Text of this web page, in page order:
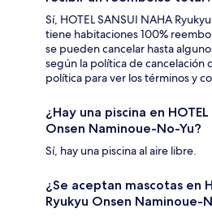
Sí, HOTEL SANSUI NAHA
tiene habitaciones 100%
se pueden cancelar hasta
según la política de cancelación
política para ver los términos y
¿Hay una piscina en
Onsen Naminoue-No-Yu?
Sí, hay una piscina al aire libre.
¿Se aceptan mascotas en
Ryukyu Onsen Naminoue-